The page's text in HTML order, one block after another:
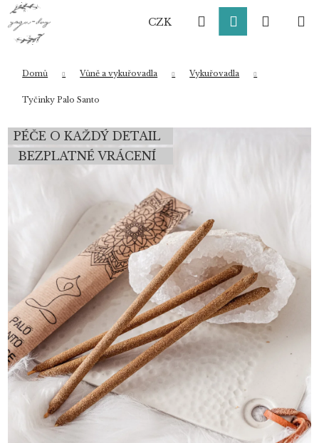
Přejít
obsah
CZK HledatPřihlášení
Domů Vůně a vykuřovadla Vykuřovadla
Tyčinky Palo Santo
PÉČE O KAŽDÝ DETAIL
BEZPLATNÉ VRÁCENÍ
K
o
Zpět
Zpět
Co potřebujete najít?
Doporučujeme